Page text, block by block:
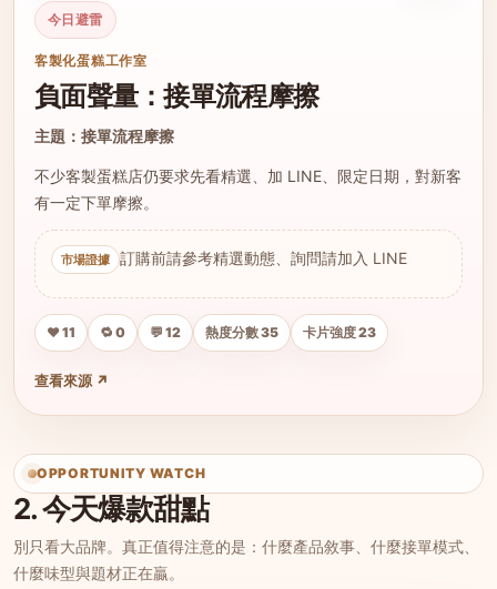
今日避雷
客製化蛋糕工作室
負面聲量：接單流程摩擦
主題：接單流程摩擦
不少客製蛋糕店仍要求先看精選、加 LINE、限定日期，對新客
有一定下單摩擦。
訂購前請參考精選動態、詢問請加入 LINE
❤️ 11 🔁 0 💬 12 熱度分數 35 卡片強度 23
查看來源 ↗
OPPORTUNITY WATCH
2. 今天爆款甜點
別只看大品牌。真正值得注意的是：什麼產品敘事、什麼接單模式、
什麼味型與題材正在贏。